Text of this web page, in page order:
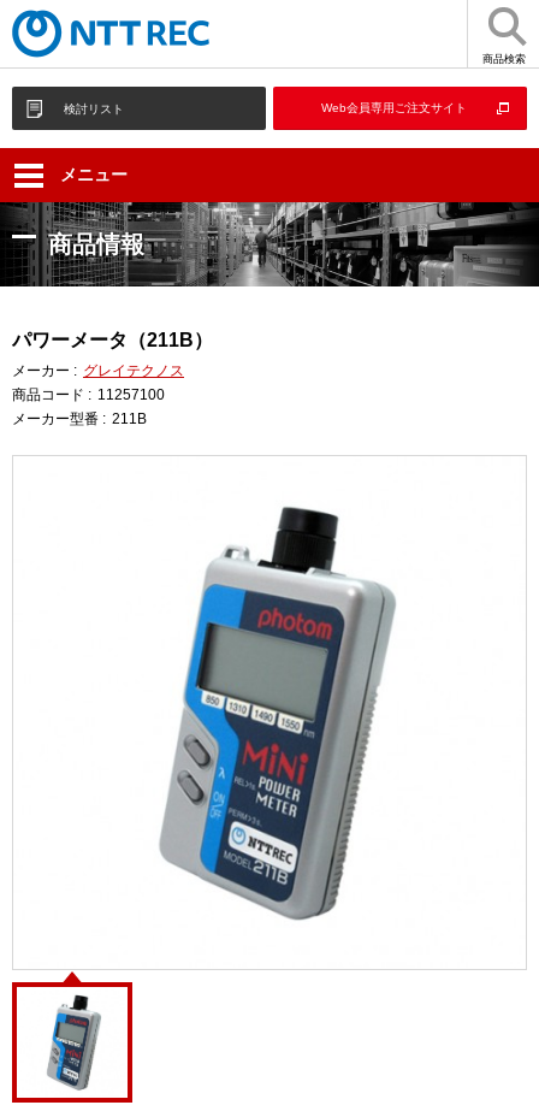
商品検索
検討リスト Web会員専用ご注文サイト
メニュー
商品情報
パワーメータ（211B）
メーカー : グレイテクノス
商品コード : 11257100
メーカー型番 : 211B